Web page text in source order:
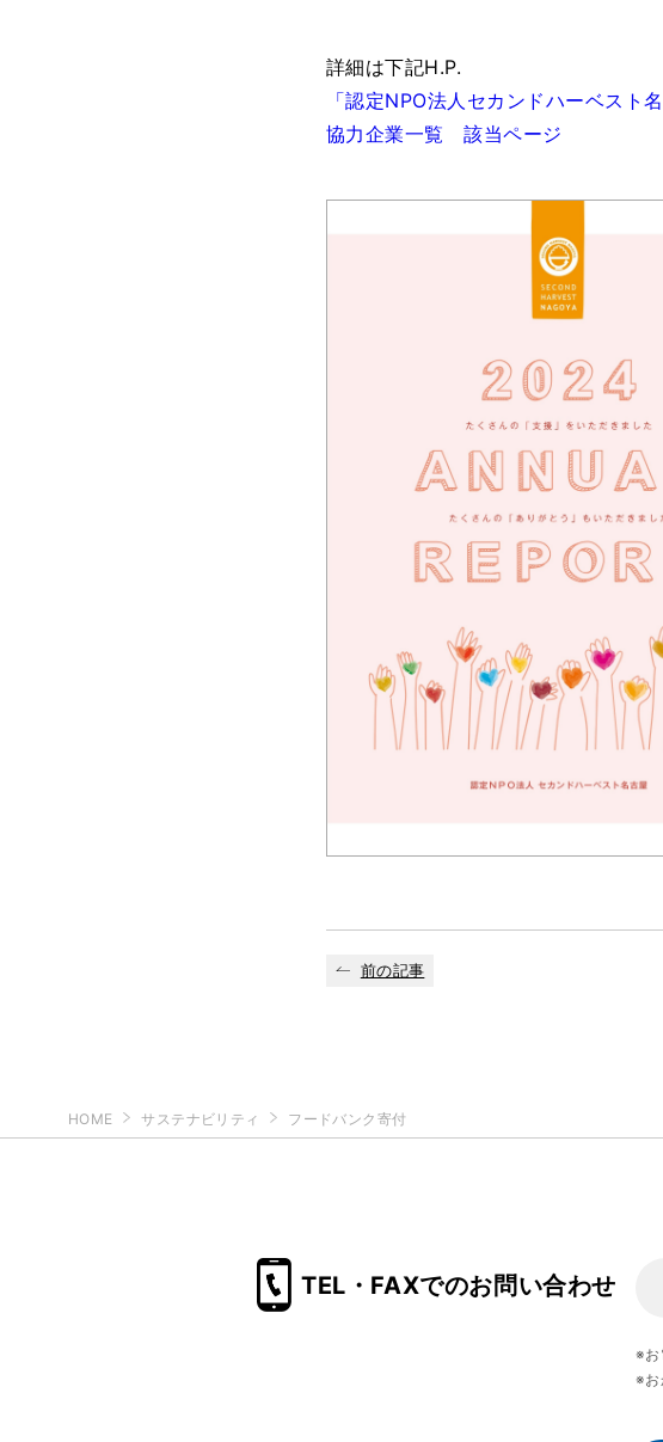
詳細は下記H.P.
「認定NPO法人セカンドハーベスト
協力企業一覧 該当ページ
前の記事
HOME サステナビリティ フードバンク寄付
TEL・FAXでのお問い合わせ
※お
※お